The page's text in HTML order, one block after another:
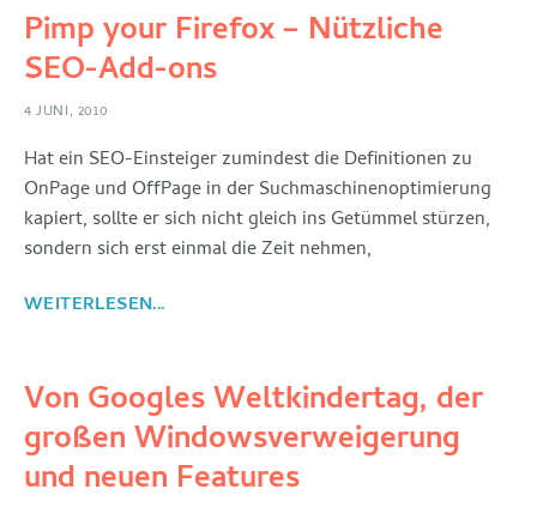
Pimp your Firefox – Nützliche
SEO-Add-ons
4 JUNI, 2010
Hat ein SEO-Einsteiger zumindest die Definitionen zu
OnPage und OffPage in der Suchmaschinenoptimierung
kapiert, sollte er sich nicht gleich ins Getümmel stürzen,
sondern sich erst einmal die Zeit nehmen,
WEITERLESEN...
Von Googles Weltkindertag, der
großen Windowsverweigerung
und neuen Features